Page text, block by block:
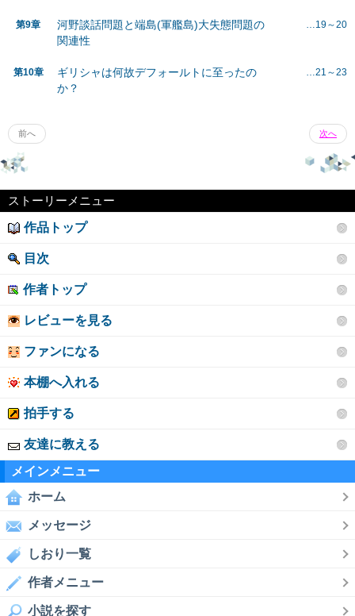
第9章
河野談話問題と端島(軍艦島)大失態問題の
関連性
…19～20
第10章
ギリシャは何故デフォールトに至ったの
か？
…21～23
前へ 次へ
ストーリーメニュー
作品トップ
目次
作者トップ
レビューを見る
ファンになる
本棚へ入れる
拍手する
友達に教える
メインメニュー
ホーム
メッセージ
しおり一覧
作者メニュー
小説を探す